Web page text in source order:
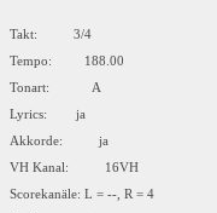
Takt: 3/4
Tempo: 188.00
Tonart: A
Lyrics: ja
Akkorde: ja
VH Kanal: 16VH
Scorekanäle: L = --, R = 4